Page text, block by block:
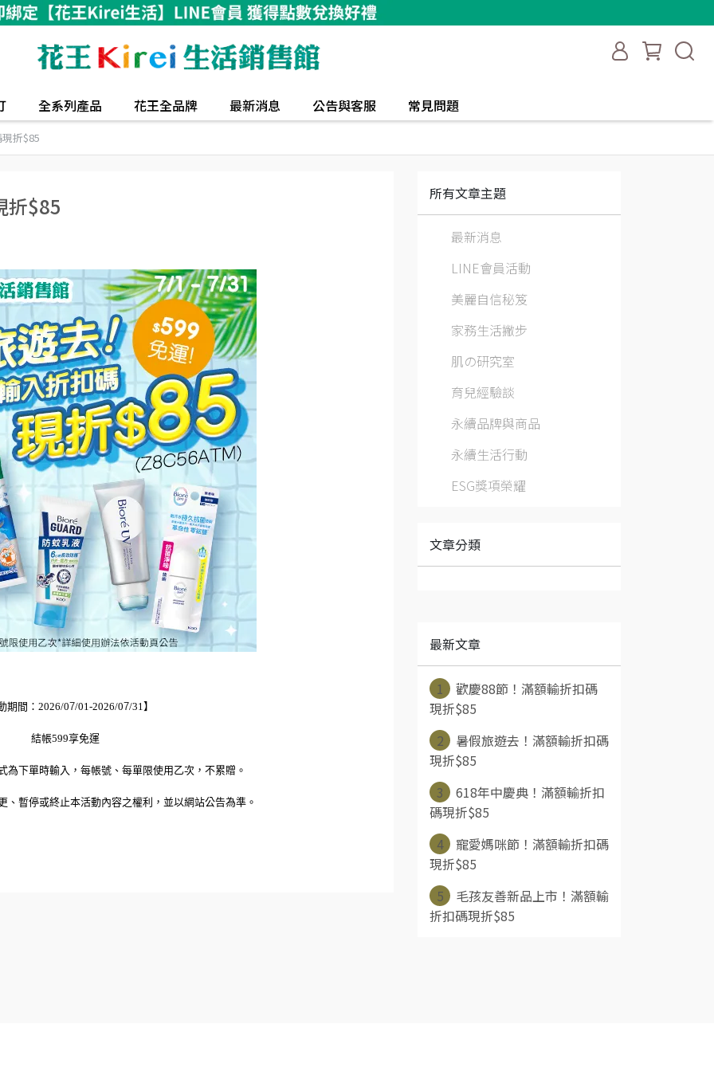
全系列產品 花王全品牌 最新消息 公告與客服 常見問題
折$85
折$85
期間：2026/07/01-2026/07/31】
結帳599享免運
為下單時輸入，每帳號、 每單限使用乙次，不累贈。
、暫停或終止本活動內容之權利， 並以網站公告為準。
所有文章主題
最新消息
LINE會員活動
美麗自信秘笈
家務生活撇步
肌の研究室
育兒經驗談
永續品牌與商品
永續生活行動
ESG獎項榮耀
文章分類
最新文章
1
歡慶88節！滿額輸折扣碼
現折$85
2
暑假旅遊去！滿額輸折扣碼
現折$85
3
618年中慶典！滿額輸折扣
碼現折$85
4
寵愛媽咪節！滿額輸折扣碼
現折$85
5
毛孩友善新品上市！滿額輸
折扣碼現折$85